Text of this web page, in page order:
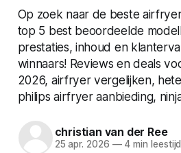
Op zoek naar de beste
top 5 best beoordeelde
prestaties, inhoud en
winnaars! Reviews en deals
2026, airfryer vergelijken,
philips airfryer aanbieding,
christian van der Ree
25 apr. 2026 —4 min leestijd